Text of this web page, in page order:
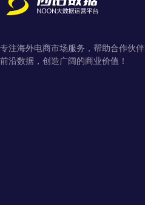
专注海外电商市场服务，帮助合作伙
前沿数据，创造广阔的商业价值！